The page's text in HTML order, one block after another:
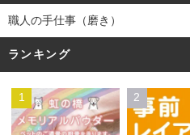
職人の手仕事（磨き）
ランキング
1 2